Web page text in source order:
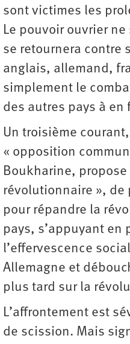
sont victimes les
Le pouvoir ouvrier
se retournera contre
anglais, allemand,
simplement le
des autres pays à en
Un troisième
« opposition
Boukharine, propose
révolutionnaire », de
pour répandre la
pays, s’appuyant en
l’effervescence
Allemagne et
plus tard sur la
L’affrontement est
de scission. Mais